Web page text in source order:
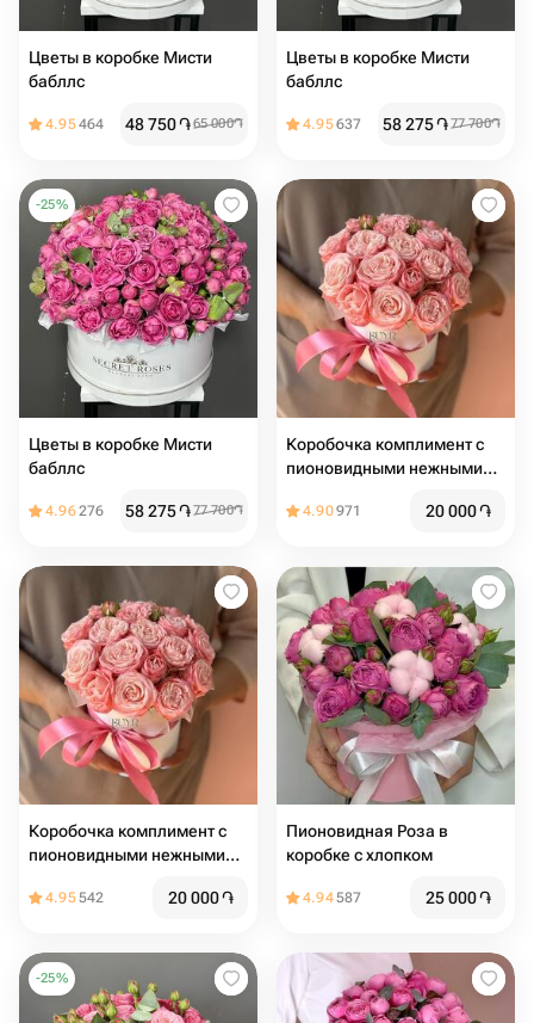
Цветы в коробке Мисти
бабллс️
4.95464 48 750֏65 000֏
Цветы в коробке Мисти
бабллс ️
4.95637 58 275֏77 700֏
-25%
Цветы в коробке Мисти
бабллс
4.96276 58 275֏77 700֏
Коробочка комплимент с
пионовидными нежными
4.90971 20 000֏
Коробочка комплимент с
пионовидными нежными
4.95542 20 000֏
Пионовидная Роза в
коробке с хлопком
4.94587 25 000֏
-25%